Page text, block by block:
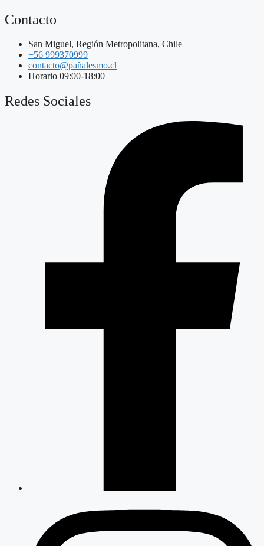
Contacto
San Miguel, Región Metropolitana, Chile
+56 999370999
contacto@pañalesmo.cl
Horario 09:00-18:00
Redes Sociales